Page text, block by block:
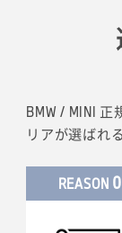
BMW / MINI
リアが選ばれ
REASON